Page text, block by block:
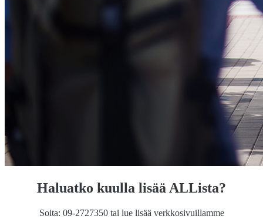
Haluatko kuulla lisää ALLista?
Soita: 09-2727350 tai lue lisää verkkosivuillamme